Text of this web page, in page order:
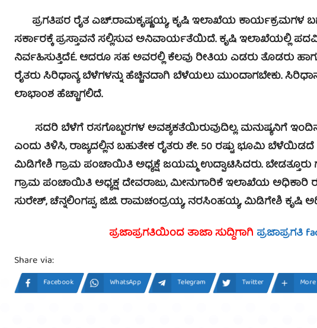
ಪ್ರಗತಿಪರ ರೈತ ಎಚ್.ರಾಮಕೃಷ್ಣಯ್ಯ, ಕೃಷಿ ಇಲಾಖೆಯ ಕಾರ್ಯಕ್ರಮಗಳ
ಸರ್ಕಾರಕ್ಕೆ ಪ್ರಸ್ತಾವನೆ ಸಲ್ಲಿಸುವ ಅನಿವಾರ್ಯತೆಯಿದೆ. ಕೃಷಿ ಇಲಾಖೆಯಲ್ಲಿ
ನಿರ್ವಹಿಸುತ್ತಿದೆÉ. ಆದರೂ ಸಹ ಅವರಲ್ಲಿ ಕೆಲವು ರೀತಿಯ ಎಡರು ತೊಡರು
ರೈತರು ಸಿರಿಧಾನ್ಯ ಬೆಳೆಗಳನ್ನು ಹೆಚ್ಚಿನದಾಗಿ ಬೆಳೆಯಲು ಮುಂದಾಗಬೇಕು.
ಲಾಭಾಂಶ ಹೆಚ್ಚಾಗಲಿದೆ.
ಸದರಿ ಬೆಳೆಗೆ ರಸಗೊಬ್ಬರಗಳ ಅವಶ್ಯಕತೆಯಿರುವುದಿಲ್ಲ. ಮನುಷ್ಯನಿಗೆ
ಎಂದು ತಿಳಿಸಿ, ರಾಜ್ಯದಲ್ಲಿನ ಬಹುತೇಕ ರೈತರು ಶೇ. 50 ರಷ್ಟು ಭೂಮಿ ಬೆಳೆಯಿಡದೆ
ಮಿಡಿಗೇಶಿ ಗ್ರಾಮ ಪಂಚಾಯಿತಿ ಅಧ್ಯಕ್ಷೆ ಜಯಮ್ಮ ಉದ್ಘಾಟಿಸಿದರು.
ಗ್ರಾಮ ಪಂಚಾಯಿತಿ ಅಧ್ಯಕ್ಷ ದೇವರಾಜು, ಮೀನುಗಾರಿಕೆ ಇಲಾಖೆಯ ಅಧಿಕಾರಿ
ಸುರೇಶ್, ಚೆನ್ನಲಿಂಗಪ್ಪ, ಜಿ.ಜಿ. ರಾಮಚಂದ್ರಯ್ಯ, ನರಸಿಂಹಯ್ಯ, ಮಿಡಿಗೇಶಿ ಕೃಷಿ
ಪ್ರಜಾಪ್ರಗತಿಯಿಂದ ತಾಜಾ ಸುದ್ದಿಗಾಗಿ ಪ್ರಜಾಪ್ರಗತಿ
Share via:
Facebook WhatsApp Telegram Twitter More